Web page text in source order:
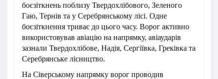
боєзіткнень поблизу Твердохлібового, Зеленого
Гаю, Тернів та у Серебрянському лісі. Одне
боєзіткнення триває до цього часу. Ворог активно
використовував авіацію на напрямку, авіаударів
зазнали Твердохлібове, Надія, Сергіївка, Греківка та
Серебрянське лісництво.
На Сіверському напрямку ворог проводив